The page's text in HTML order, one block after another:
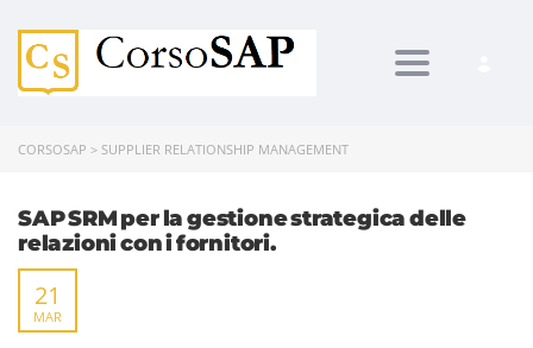
Toggle
CORSOSAP > SUPPLIER RELATIONSHIP MANAGEMENT
SAP SRM per la gestione strategica delle
relazioni con i fornitori.
21
MAR